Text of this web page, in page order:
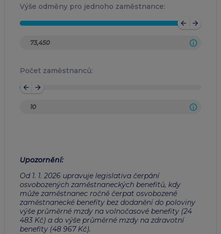
Výše odměny pro jednoho zaměstnance:
arrow_back arrow_forward
Počet zaměstnanců:
arrow_back arrow_forward
Upozornění:
Od 1. 1. 2026 upravuje legislativa čerpání
osvobozených zaměstnaneckých benefitů, kdy
může zaměstnanec ročně čerpat osvobozené
zaměstnanecké benefity bez dodanění do poloviny
výše průměrné mzdy na volnočasové benefity (24
483 Kč) a do výše průměrné mzdy na zdravotní
benefity (48 967 Kč).